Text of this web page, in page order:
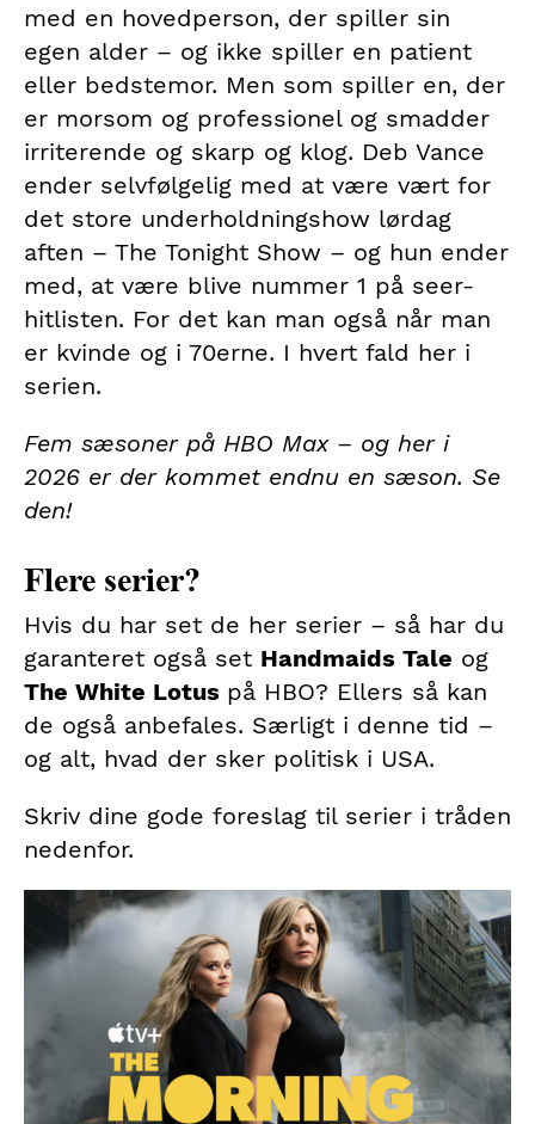
med en hovedperson, der spiller sin
egen alder – og ikke spiller en patient
eller bedstemor. Men som spiller en, der
er morsom og professionel og smadder
irriterende og skarp og klog. Deb Vance
ender selvfølgelig med at være vært for
det store underholdningshow lørdag
aften – The Tonight Show – og hun ender
med, at være blive nummer 1 på seer-
hitlisten. For det kan man også når man
er kvinde og i 70erne. I hvert fald her i
serien.
Fem sæsoner på HBO Max – og her i
2026 er der kommet endnu en sæson. Se
den!
Flere serier?
Hvis du har set de her serier – så har du
garanteret også set Handmaids Tale og
The White Lotus på HBO? Ellers så kan
de også anbefales. Særligt i denne tid –
og alt, hvad der sker politisk i USA.
Skriv dine gode foreslag til serier i tråden
nedenfor.